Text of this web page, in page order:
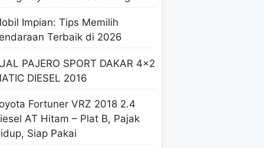
Impian: Tips Memilih
Terbaik di 2026
PAJERO SPORT DAKAR 4×2
DIESEL 2016
Fortuner VRZ 2018 2.4
AT Hitam – Plat B, Pajak
Siap Pakai